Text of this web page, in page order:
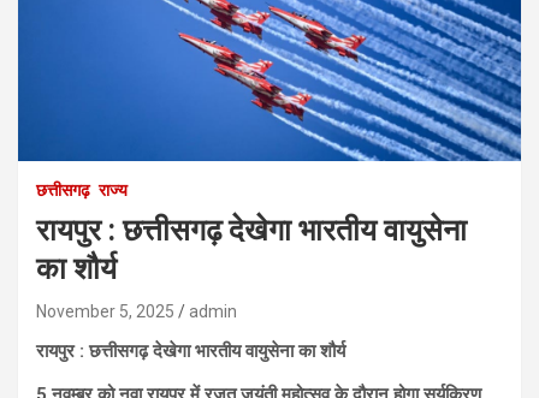
छत्तीसगढ़ राज्य
रायपुर : छत्तीसगढ़ देखेगा भारतीय वायुसेना
का शौर्य
November 5, 2025 admin
रायपुर : छत्तीसगढ़ देखेगा भारतीय वायुसेना का शौर्य